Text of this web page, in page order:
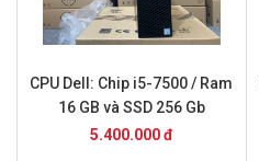
CPU Dell: Chip i5-7500 / Ram
16 GB và SSD 256 Gb
5.400.000 đ